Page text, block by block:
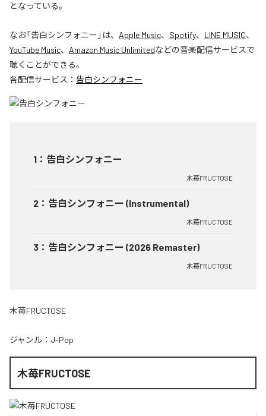
となっている。
なお「告白シンフォニー 」は、 Apple Music、 Spotify、 LINE MUSIC、
YouTube Music、 Amazon Music Unlimitedなどの音楽配信サービスで
聴くことができる。
各配信サービス： 告白シンフォニー
1 ： 告白シンフォニー
木苺FRUCTOSE
2 ： 告白シンフォニー (Instrumental)
木苺FRUCTOSE
3 ： 告白シンフォニー (2026 Remaster)
木苺FRUCTOSE
木苺FRUCTOSE
ジャンル： J-Pop
木苺FRUCTOSE